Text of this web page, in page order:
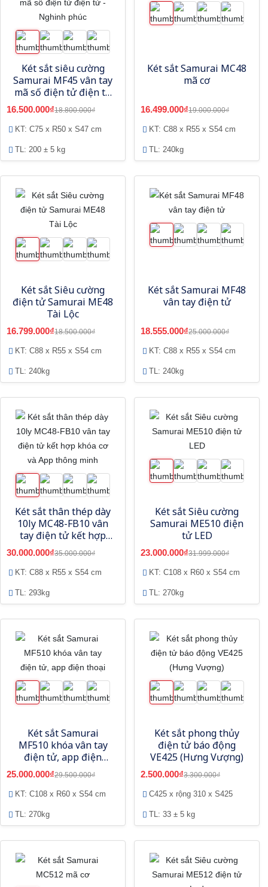
Két sắt siêu cường
Samurai MF45 vân tay
mã số điện tử điện tử
- Nghinh phúc
16.500.000₫18.800.000₫
KT: C75 x R50 x S47 cm
TL: 200 ± 5 kg
Két sắt Samurai MC48
mã cơ
16.499.000₫19.000.000₫
KT: C88 x R55 x S54 cm
TL: 240kg
Két sắt Siêu cường
điện tử Samurai ME48
Tài Lộc
16.799.000₫18.500.000₫
KT: C88 x R55 x S54 cm
TL: 240kg
Két sắt Samurai MF48
vân tay điện tử
18.555.000₫25.000.000₫
KT: C88 x R55 x S54 cm
TL: 240kg
Két sắt thân thép dày
10ly MC48-FB10 vân
tay điện tử kết hợp
khóa cơ và App thông
minh
30.000.000₫35.000.000₫
KT: C88 x R55 x S54 cm
TL: 293kg
Két sắt Siêu cường
Samurai ME510 điện
tử LED
23.000.000₫31.999.000₫
KT: C108 x R60 x S54 cm
TL: 270kg
Két sắt Samurai
MF510 khóa vân tay
điện tử, app điện
thoại
25.000.000₫29.500.000₫
KT: C108 x R60 x S54 cm
TL: 270kg
Két sắt phong thủy
điện tử báo động
VE425 (Hưng Vượng)
2.500.000₫3.300.000₫
C425 x rộng 310 x S425
TL: 33 ± 5 kg